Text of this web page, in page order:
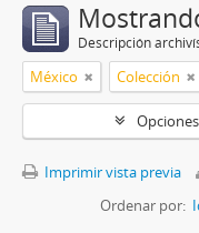
Descripción
México Colección
Imprimir vista previa
Ordenar por: